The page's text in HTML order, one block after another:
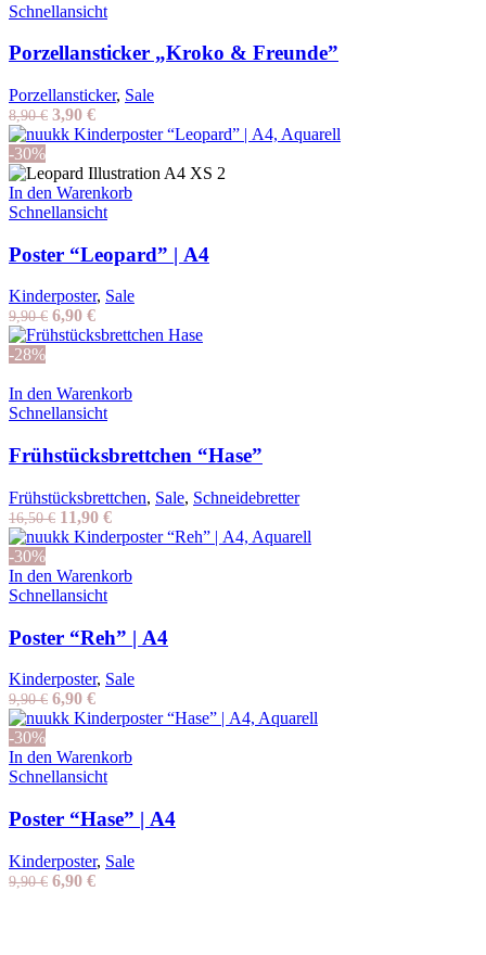
Schnellansicht
Porzellansticker „Kroko & Freunde”
Porzellansticker, Sale
8,90€ Ursprünglicher
Preis
8,90 €
3,90 €Aktueller
Preis
3,90 €.
-30%
In den Warenkorb
Schnellansicht
Poster “Leopard” | A4
Kinderposter, Sale
9,90€ Ursprünglicher
Preis
6,90 €Aktueller
Preis
-28%
In den Warenkorb
Schnellansicht
Frühstücksbrettchen “Hase”
Frühstücksbrettchen, Sale, Schneidebretter
16,50€ Ursprünglicher
Preis
16,50 €
11,90 €Aktueller
Preis
11,90 €.
-30%
In den Warenkorb
Schnellansicht
Poster “Reh” | A4
Kinderposter, Sale
9,90€ Ursprünglicher
Preis
9,90 €
6,90 €Aktueller
Preis
6,90 €.
-30%
In den Warenkorb
Schnellansicht
Poster “Hase” | A4
Kinderposter, Sale
9,90€ Ursprünglicher
6,90 €Aktueller